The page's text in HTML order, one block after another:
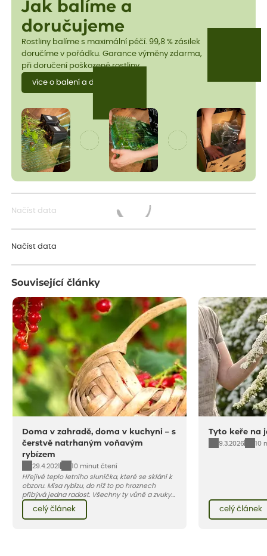
Jak balíme a
doručujeme
Rostliny balíme s maximální péčí. 99,8 % zásilek
doručíme v pořádku. Garance výměny zdarma,
při doručení poškozené rostliny.
více o balení a dopravě
Načíst data
Načíst data
Související články
Doma v zahradě, doma v kuchyni – s
čerstvě natrhaným voňavým
rybízem
29.4.2021
10 minut čtení
Hřejivé teplo letního sluníčka, které se sklání k
obzoru. Mísa rybízu, do níž to po hroznech
přibývá jedna radost. Všechny ty vůně a zvuky
červencové zahrady. Sklizeň rybízu do kuchyně
vnese neuvěřitelný klid a radost. A taky trochu
bezstarostnosti dětství při mlsání babiččina
celý článek
Tyto keře na
9.3.2026 10
celý článek